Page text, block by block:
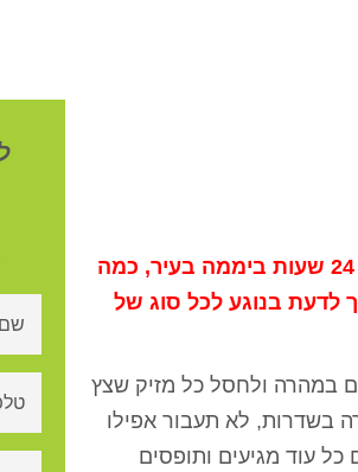
כיצד מדבירים מומלצים עושים הדברה ירוקה בשדרות, האם יש מדבירים שעובדים 24 שעות ביממה בעיר, כמה
לדעת בנוגע לכל סוג של
במהרה ולחסל כל מזיק שצץ
בשדרות, לא תעבור אפילו
עוד מגיעים ותופסים